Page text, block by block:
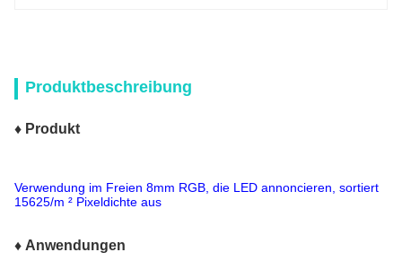
Produktbeschreibung
♦ Produkt
Verwendung im Freien 8mm RGB, die LED annoncieren, sortiert
15625/m ² Pixeldichte aus
♦ Anwendungen